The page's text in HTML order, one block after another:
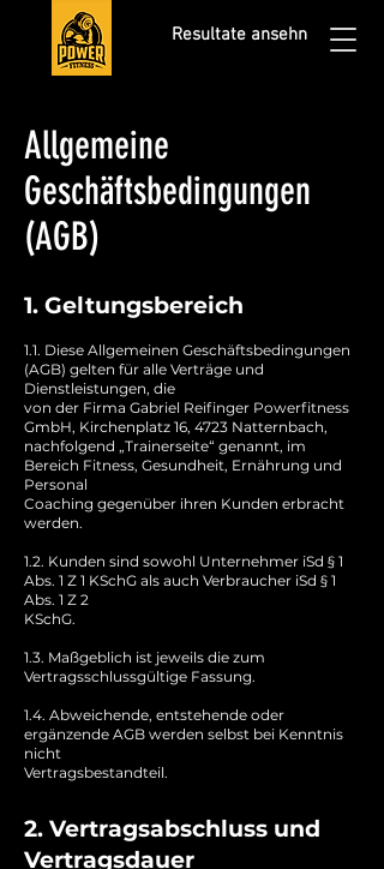
Resultate ansehn
Allgemeine
Geschäftsbedingungen
(AGB)
1. Geltungsbereich
1.1. Diese Allgemeinen Geschäftsbedingungen
(AGB) gelten für alle Verträge und
Dienstleistungen, die
von der Firma Gabriel Reifinger Powerfitness
GmbH, Kirchenplatz 16, 4723 Natternbach,
nachfolgend „Trainerseite“ genannt, im
Bereich Fitness, Gesundheit, Ernährung und
Personal
Coaching gegenüber ihren Kunden erbracht
werden.
1.2. Kunden sind sowohl Unternehmer iSd § 1
Abs. 1 Z 1 KSchG als auch Verbraucher iSd § 1
Abs. 1 Z 2
KSchG.
1.3. Maßgeblich ist jeweils die zum
Vertragsschlussgültige Fassung.
1.4. Abweichende, entstehende oder
ergänzende AGB werden selbst bei Kenntnis
nicht
Vertragsbestandteil.
2. Vertragsabschluss und
Vertragsdauer